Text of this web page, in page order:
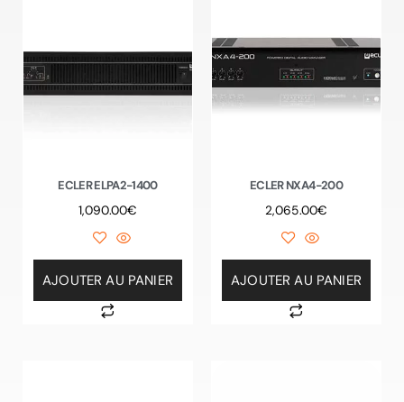
ECLER ELPA2-1400
1,090.00€
AJOUTER AU PANIER
ECLER NXA4-200
2,065.00€
AJOUTER AU PANIER